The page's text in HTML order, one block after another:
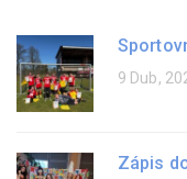
9 Dub,
Zápis